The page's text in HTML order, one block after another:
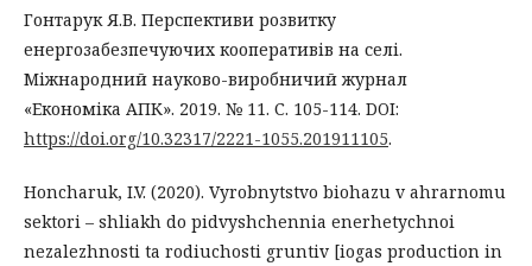
Гонтарук Я.В. Перспективи розвитку
енергозабезпечуючих кооперативів на селі.
Міжнародний науково-виробничий журнал
«Економіка АПК». 2019. № 11. С. 105-114. DOI:
https://doi.org/10.32317/2221-1055.201911105.
Honcharuk, I.V. (2020). Vyrobnytstvo biohazu v ahrarnomu
sektori – shliakh do pidvyshchennia enerhetychnoi
nezalezhnosti ta rodiuchosti gruntiv [iogas production in